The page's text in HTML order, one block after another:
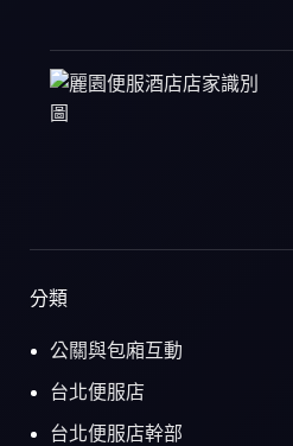
分類
公關與包廂互動
台北便服店
台北便服店幹部